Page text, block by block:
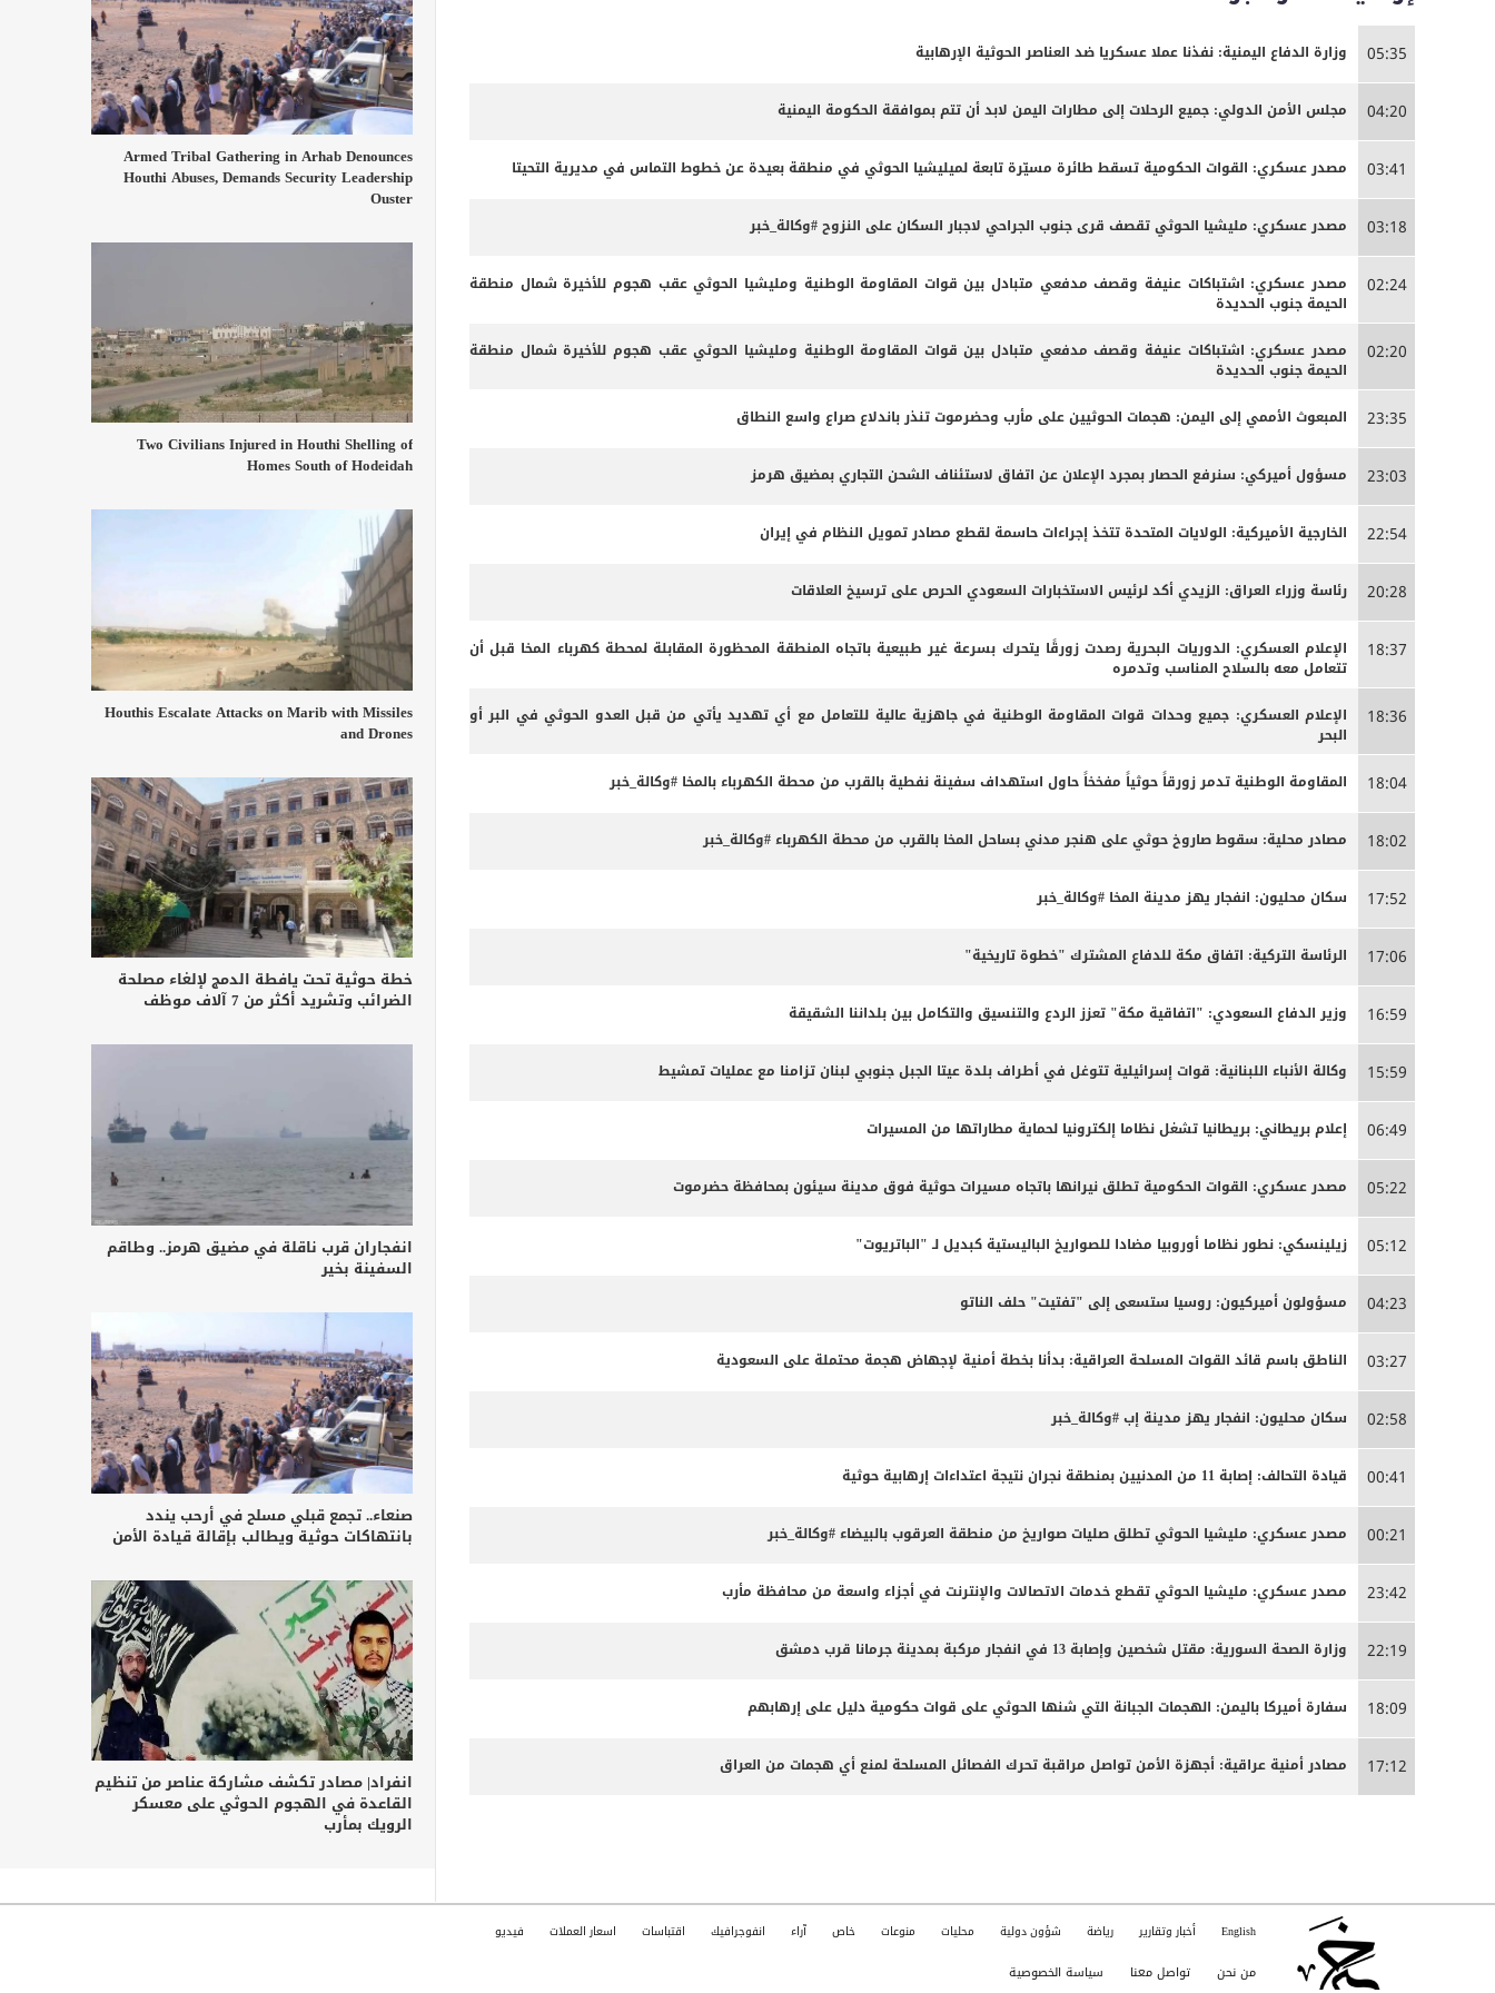
05:35 وزارة الدفاع اليمنية: نفذنا عملا عسكريا ضد العناصر الحوثية الإرهابية
04:20 مجلس الأمن الدولي: جميع الرحلات إلى مطارات اليمن لابد أن تتم بموافقة الحكومة اليمنية
03:41 مصدر عسكري: القوات الحكومية تسقط طائرة مسيّرة تابعة لميليشيا الحوثي في منطقة بعيدة عن خطوط التماس في مديرية التحيتا
03:18 مصدر عسكري: مليشيا الحوثي تقصف قرى جنوب الجراحي لاجبار السكان على النزوح #وكالة_خبر
02:24
مصدر عسكري: اشتباكات عنيفة وقصف مدفعي متبادل بين قوات المقاومة الوطنية ومليشيا الحوثي عقب هجوم للأخيرة شمال منطقة
الحيمة جنوب الحديدة
02:20
مصدر عسكري: اشتباكات عنيفة وقصف مدفعي متبادل بين قوات المقاومة الوطنية ومليشيا الحوثي عقب هجوم للأخيرة شمال منطقة
الحيمة جنوب الحديدة
23:35 المبعوث الأممي إلى اليمن: هجمات الحوثيين على مأرب وحضرموت تنذر باندلاع صراع واسع النطاق
23:03 مسؤول أميركي: سنرفع الحصار بمجرد الإعلان عن اتفاق لاستئناف الشحن التجاري بمضيق هرمز
22:54 الخارجية الأميركية: الولايات المتحدة تتخذ إجراءات حاسمة لقطع مصادر تمويل النظام في إيران
20:28 رئاسة وزراء العراق: الزيدي أكد لرئيس الاستخبارات السعودي الحرص على ترسيخ العلاقات
18:37
الإعلام العسكري: الدوريات البحرية رصدت زورقًا يتحرك بسرعة غير طبيعية باتجاه المنطقة المحظورة المقابلة لمحطة كهرباء المخا قبل أن
تتعامل معه بالسلاح المناسب وتدمره
18:36
الإعلام العسكري: جميع وحدات قوات المقاومة الوطنية في جاهزية عالية للتعامل مع أي تهديد يأتي من قبل العدو الحوثي في البر أو
البحر
18:04 المقاومة الوطنية تدمر زورقاً حوثياً مفخخاً حاول استهداف سفينة نفطية بالقرب من محطة الكهرباء بالمخا #وكالة_خبر
18:02 مصادر محلية: سقوط صاروخ حوثي على هنجر مدني بساحل المخا بالقرب من محطة الكهرباء #وكالة_خبر
17:52 سكان محليون: انفجار يهز مدينة المخا #وكالة_خبر
17:06 الرئاسة التركية: اتفاق مكة للدفاع المشترك "خطوة تاريخية"
16:59 وزير الدفاع السعودي: "اتفاقية مكة" تعزز الردع والتنسيق والتكامل بين بلداننا الشقيقة
15:59 وكالة الأنباء اللبنانية: قوات إسرائيلية تتوغل في أطراف بلدة عيتا الجبل جنوبي لبنان تزامنا مع عمليات تمشيط
06:49 إعلام بريطاني: بريطانيا تشغل نظاما إلكترونيا لحماية مطاراتها من المسيرات
05:22 مصدر عسكري: القوات الحكومية تطلق نيرانها باتجاه مسيرات حوثية فوق مدينة سيئون بمحافظة حضرموت
05:12 زيلينسكي: نطور نظاما أوروبيا مضادا للصواريخ الباليستية كبديل لـ "الباتريوت"
04:23 مسؤولون أميركيون: روسيا ستسعى إلى "تفتيت" حلف الناتو
03:27 الناطق باسم قائد القوات المسلحة العراقية: بدأنا بخطة أمنية لإجهاض هجمة محتملة على السعودية
02:58 سكان محليون: انفجار يهز مدينة إب #وكالة_خبر
00:41 قيادة التحالف: إصابة 11 من المدنيين بمنطقة نجران نتيجة اعتداءات إرهابية حوثية
00:21 مصدر عسكري: مليشيا الحوثي تطلق صليات صواريخ من منطقة العرقوب بالبيضاء #وكالة_خبر
23:42 مصدر عسكري: مليشيا الحوثي تقطع خدمات الاتصالات والإنترنت في أجزاء واسعة من محافظة مأرب
22:19 وزارة الصحة السورية: مقتل شخصين وإصابة 13 في انفجار مركبة بمدينة جرمانا قرب دمشق
18:09 سفارة أميركا باليمن: الهجمات الجبانة التي شنها الحوثي على قوات حكومية دليل على إرهابهم
17:12 مصادر أمنية عراقية: أجهزة الأمن تواصل مراقبة تحرك الفصائل المسلحة لمنع أي هجمات من العراق
Armed Tribal Gathering in Arhab Denounces
Houthi Abuses, Demands Security Leadership
Ouster
Two Civilians Injured in Houthi Shelling of
Homes South of Hodeidah
Houthis Escalate Attacks on Marib with Missiles
and Drones
خطة حوثية تحت يافطة الدمج لإلغاء مصلحة
الضرائب وتشريد أكثر من 7 آلاف موظف
انفجاران قرب ناقلة في مضيق هرمز.. وطاقم
السفينة بخير
صنعاء.. تجمع قبلي مسلح في أرحب يندد
بانتهاكات حوثية ويطالب بإقالة قيادة الأمن
انفراد| مصادر تكشف مشاركة عناصر من تنظيم
القاعدة في الهجوم الحوثي على معسكر
الرويك بمأرب
English أخبار وتقارير رياضة شؤون دولية محليات منوعات خاص آراء انفوجرافيك اقتباسات اسعار العملات فيديو
من نحن تواصل معنا سياسة الخصوصية